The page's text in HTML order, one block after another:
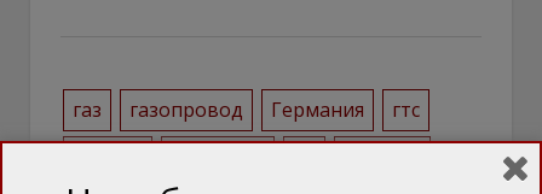
газ газопровод Германия
гтс